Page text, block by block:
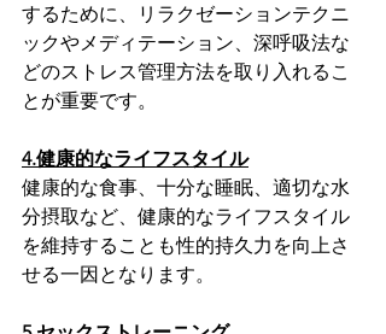
するために、リラクゼーションテクニ
ックやメディテーション、深呼吸法な
どのストレス管理方法を取り入れるこ
とが重要です。
4.健康的なライフスタイル
健康的な食事、十分な睡眠、適切な水
分摂取など、健康的なライフスタイル
を維持することも性的持久力を向上さ
せる一因となります。